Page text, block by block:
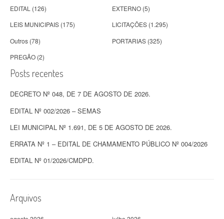
EDITAL (126) EXTERNO (5)
LEIS MUNICIPAIS (175) LICITAÇÕES (1.295)
Outros (78) PORTARIAS (325)
PREGÃO (2)
Posts recentes
DECRETO Nº 048, DE 7 DE AGOSTO DE 2026.
EDITAL Nº 002/2026 – SEMAS
LEI MUNICIPAL Nº 1.691, DE 5 DE AGOSTO DE 2026.
ERRATA Nº 1 – EDITAL DE CHAMAMENTO PÚBLICO Nº 004/2026
EDITAL Nº 01/2026/CMDPD.
Arquivos